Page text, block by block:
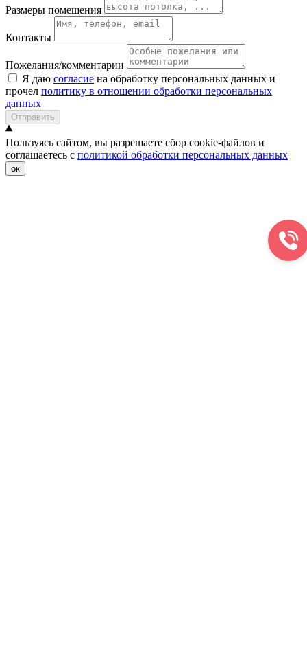
Размеры помещения
Контакты
Пожелания/комментарии
Я даю согласие на обработку персональных данных и
прочел политику в отношении обработки персональных
данных
Отправить
Пользуясь сайтом, вы разрешаете сбор cookie-файлов и
соглашаетесь с политикой обработки персональных данных
ок